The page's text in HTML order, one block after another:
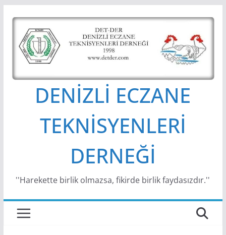
content
DENİZLİ ECZANE
TEKNİSYENLERİ
DERNEĞİ
''Harekette birlik olmazsa, fikirde birlik faydasızdır.''